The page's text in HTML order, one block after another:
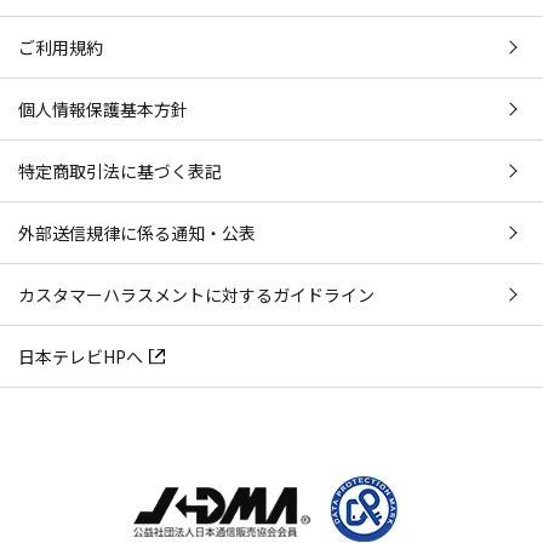
ご利用規約
個人情報保護基本方針
特定商取引法に基づく表記
外部送信規律に係る通知・公表
カスタマーハラスメントに対するガイドライン
日本テレビHPへ